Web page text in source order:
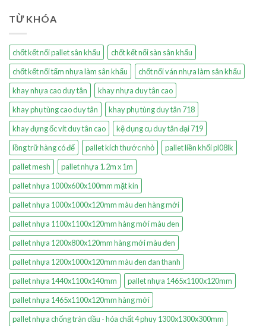
TỪ KHÓA
chốt kết nối pallet sân khấu
chốt kết nối sàn sân khấu
chốt kết nối tấm nhựa làm sân khấu
chốt nối ván nhựa làm sân khấu
khay nhựa cao duy tân
khay nhựa duy tân cao
khay phụ tùng cao duy tân
khay phụ tùng duy tân 718
khay đựng ốc vít duy tân cao
kệ dụng cụ duy tân đại 719
lồng trữ hàng có đế
pallet kích thước nhỏ
pallet liền khối pl08lk
pallet mesh
pallet nhựa 1.2m x 1m
pallet nhựa 1000x600x100mm mặt kín
pallet nhựa 1000x1000x120mm màu đen hàng mới
pallet nhựa 1100x1100x120mm hàng mới màu đen
pallet nhựa 1200x800x120mm hàng mới màu đen
pallet nhựa 1200x1000x120mm màu đen đan thanh
pallet nhựa 1440x1100x140mm
pallet nhựa 1465x1100x120mm
pallet nhựa 1465x1100x120mm hàng mới
pallet nhựa chống tràn dầu - hóa chất 4 phuy 1300x1300x300mm